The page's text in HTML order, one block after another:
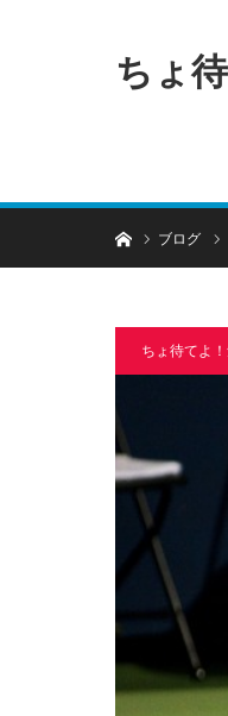
ちょ
ホームブログ
ちょ待てよ